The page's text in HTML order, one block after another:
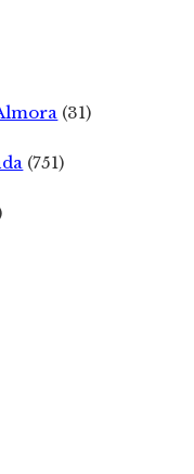
(31)
(751)